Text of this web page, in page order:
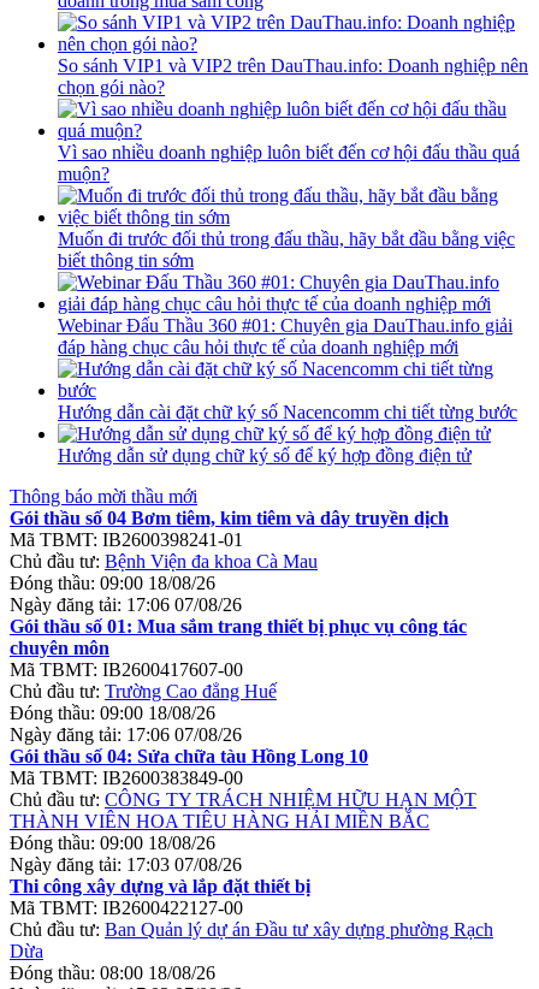
So sánh VIP1 và VIP2 trên DauThau.info: Doanh nghiệp nên
chọn gói nào?
Vì sao nhiều doanh nghiệp luôn biết đến cơ hội đấu thầu quá
muộn?
Muốn đi trước đối thủ trong đấu thầu, hãy bắt đầu bằng việc
biết thông tin sớm
Webinar Đấu Thầu 360 #01: Chuyên gia DauThau.info giải
đáp hàng chục câu hỏi thực tế của doanh nghiệp mới
Hướng dẫn cài đặt chữ ký số Nacencomm chi tiết từng bước
Hướng dẫn sử dụng chữ ký số để ký hợp đồng điện tử
Thông báo mời thầu mới
Gói thầu số 04 Bơm tiêm, kim tiêm và dây truyền dịch
Mã TBMT: IB2600398241-01
Chủ đầu tư: Bệnh Viện đa khoa Cà Mau
Đóng thầu: 09:00 18/08/26
Ngày đăng tải: 17:06 07/08/26
Gói thầu số 01: Mua sắm trang thiết bị phục vụ công tác
chuyên môn
Mã TBMT: IB2600417607-00
Chủ đầu tư: Trường Cao đẳng Huế
Đóng thầu: 09:00 18/08/26
Ngày đăng tải: 17:06 07/08/26
Gói thầu số 04: Sửa chữa tàu Hồng Long 10
Mã TBMT: IB2600383849-00
Chủ đầu tư: CÔNG TY TRÁCH NHIỆM HỮU HẠN MỘT
THÀNH VIÊN HOA TIÊU HÀNG HẢI MIỀN BẮC
Đóng thầu: 09:00 18/08/26
Ngày đăng tải: 17:03 07/08/26
Thi công xây dựng và lắp đặt thiết bị
Mã TBMT: IB2600422127-00
Chủ đầu tư: Ban Quản lý dự án Đầu tư xây dựng phường Rạch
Dừa
Đóng thầu: 08:00 18/08/26